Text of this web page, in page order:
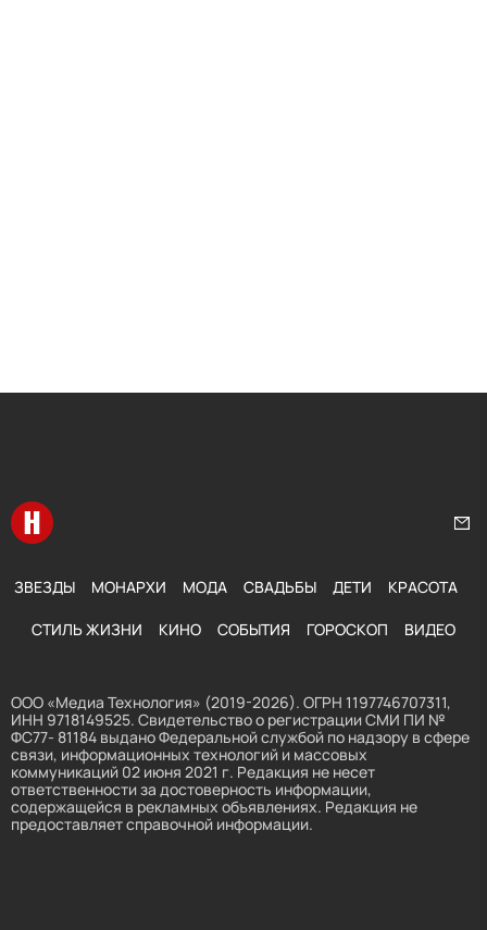
Перейти на главную
ЗВЕЗДЫ МОНАРХИ МОДА СВАДЬБЫ ДЕТИ КРАСОТА
СТИЛЬ ЖИЗНИ КИНО СОБЫТИЯ ГОРОСКОП ВИДЕО
ООО «Медиа Технология» (2019-2026). ОГРН 1197746707311,
ИНН 9718149525. Свидетельство о регистрации СМИ ПИ №
ФС77- 81184 выдано Федеральной службой по надзору в сфере
связи, информационных технологий и массовых
коммуникаций 02 июня 2021 г. Редакция не несет
ответственности за достоверность информации,
содержащейся в рекламных объявлениях. Редакция не
предоставляет справочной информации.